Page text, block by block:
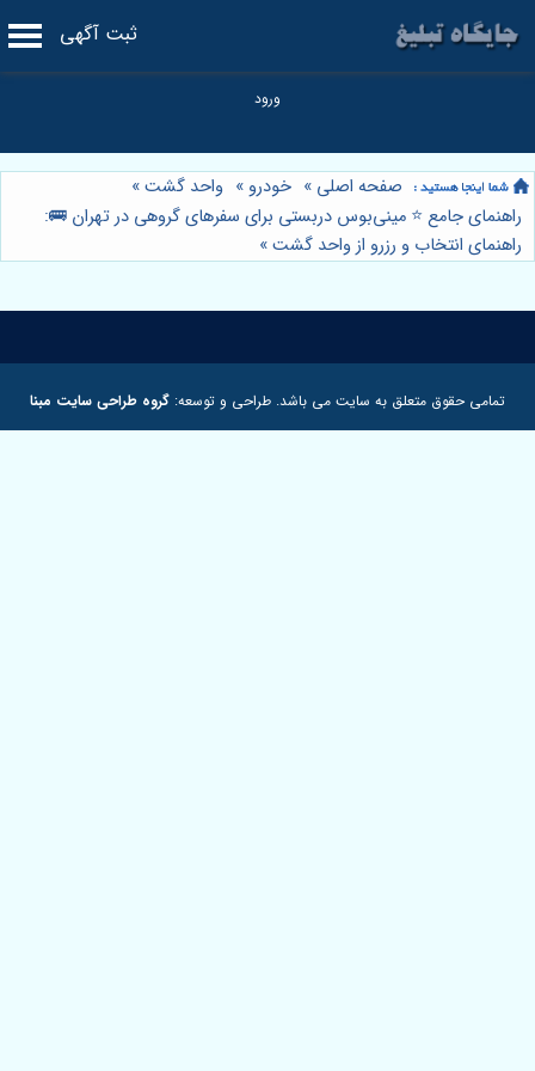
ثبت آگهی
صفحه اصلی » خودرو » واحد گشت»
راهنمای جامع ⭐️ مینی‌بوس دربستی برای سفرهای گروهی در تهران 🚌:
راهنمای انتخاب و رزرو از واحد گشت»
تمامی حقوق متعلق به سایت می باشد. طراحی و توسعه: گروه طراحی سایت مبنا